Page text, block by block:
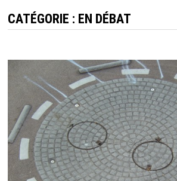
CATÉGORIE : EN DÉBAT